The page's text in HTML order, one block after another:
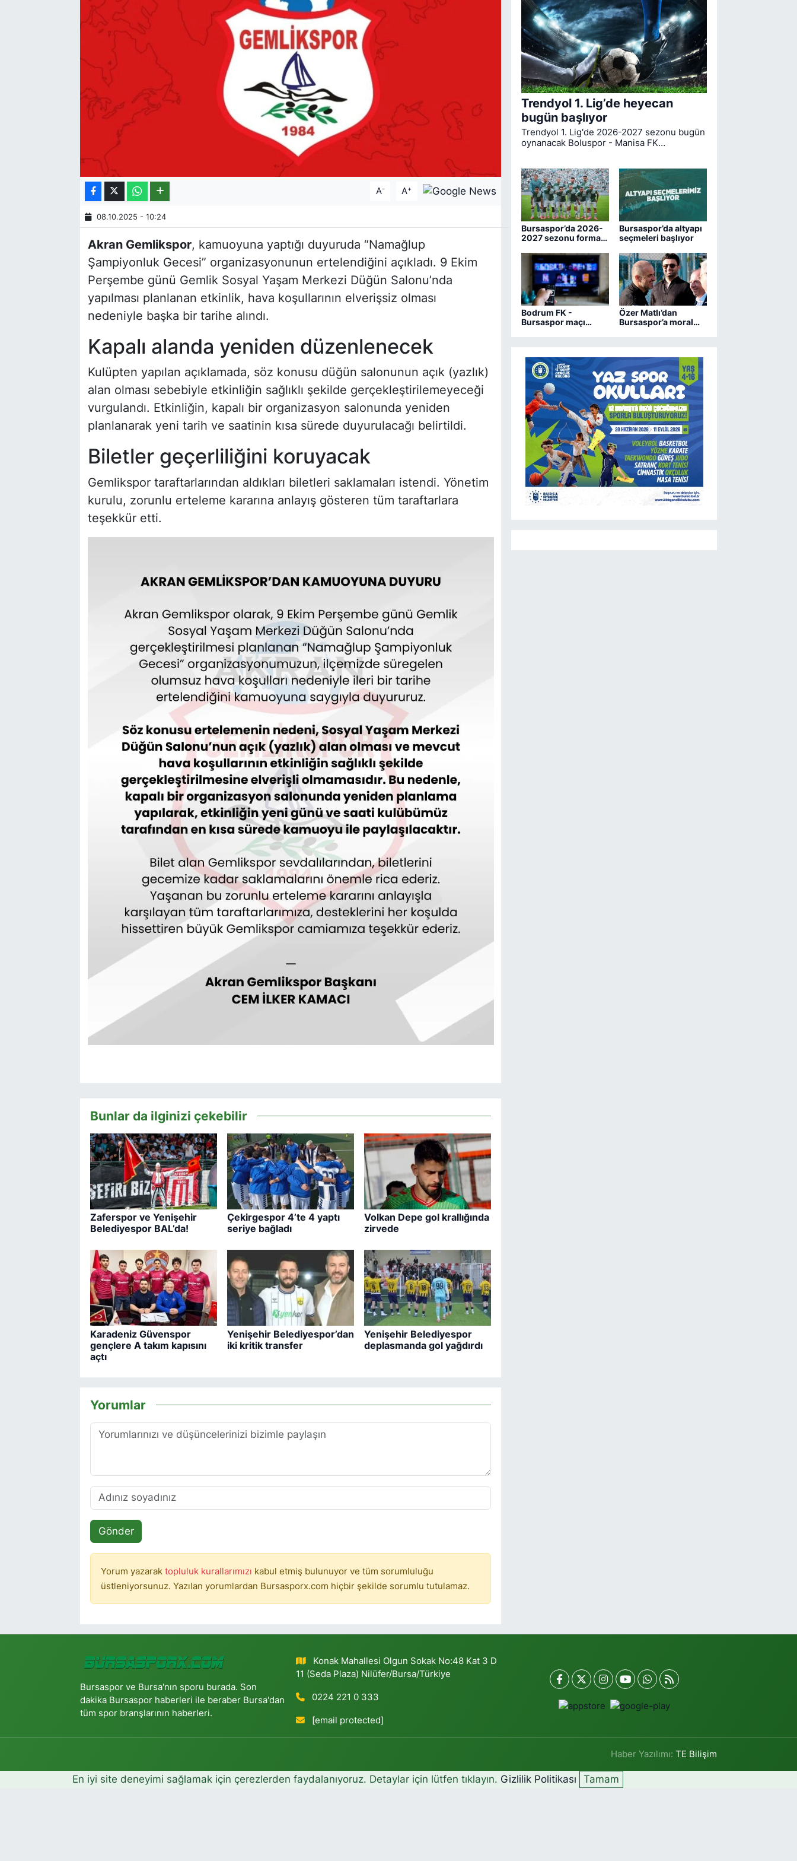
A- A+
08.10.2025 - 10:24
Akran Gemlikspor, kamuoyuna yaptığı duyuruda “Namağlup
Şampiyonluk Gecesi” organizasyonunun ertelendiğini açıkladı. 9 Ekim
Perşembe günü Gemlik Sosyal Yaşam Merkezi Düğün Salonu’nda
yapılması planlanan etkinlik, hava koşullarının elverişsiz olması
nedeniyle başka bir tarihe alındı.
Kapalı alanda yeniden düzenlenecek
Kulüpten yapılan açıklamada, söz konusu düğün salonunun açık (yazlık)
alan olması sebebiyle etkinliğin sağlıklı şekilde gerçekleştirilemeyeceği
vurgulandı. Etkinliğin, kapalı bir organizasyon salonunda yeniden
planlanarak yeni tarih ve saatinin kısa sürede duyurulacağı belirtildi.
Biletler geçerliliğini koruyacak
Gemlikspor taraftarlarından aldıkları biletleri saklamaları istendi. Yönetim
kurulu, zorunlu erteleme kararına anlayış gösteren tüm taraftarlara
teşekkür etti.
Bunlar da ilginizi çekebilir
Zaferspor ve Yenişehir
Belediyespor BAL’da!
Çekirgespor 4’te 4 yaptı
seriye bağladı
Volkan Depe gol krallığında
zirvede
Karadeniz Güvenspor
gençlere A takım kapısını
açtı
Yenişehir Belediyespor’dan
iki kritik transfer
Yenişehir Belediyespor
deplasmanda gol yağdırdı
Yorumlar
Gönder
Yorum yazarak topluluk kurallarımızı kabul etmiş bulunuyor ve tüm sorumluluğu
üstleniyorsunuz. Yazılan yorumlardan Bursasporx.com hiçbir şekilde sorumlu tutulamaz.
Trendyol 1. Lig’de heyecan
bugün başlıyor
Trendyol 1. Lig'de 2026-2027 sezonu bugün
oynanacak Boluspor - Manisa FK
Bodrum FK ile kozlarını paylaşacak.
Bursaspor’da 2026-
2027 sezonu forma
Bursaspor’da altyapı
seçmeleri başlıyor
Bodrum FK -
Bursaspor maçı
Özer Matlı’dan
Bursaspor’a moral
Bursaspor ve Bursa'nın sporu burada. Son
dakika Bursaspor haberleri ile beraber Bursa'dan
tüm spor branşlarının haberleri.
Konak Mahallesi Olgun Sokak No:48 Kat 3 D
11 (Seda Plaza) Nilüfer/Bursa/Türkiye
0224 221 0 333
[email protected]
Haber Yazılımı:TE Bilişim
En iyi site deneyimi sağlamak için çerezlerden faydalanıyoruz. Detaylar için lütfen tıklayın. Gizlilik Politikası Tamam